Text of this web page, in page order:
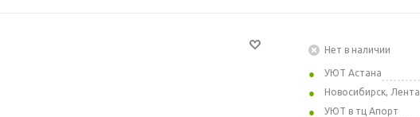
Нет в наличии
УЮТ Астана
Новосибирск, Лента
УЮТ в тц Апорт